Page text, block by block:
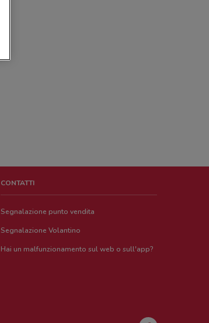
CONTATTI
Segnalazione punto vendita
Segnalazione Volantino
Hai un malfunzionamento sul web o sull'app?